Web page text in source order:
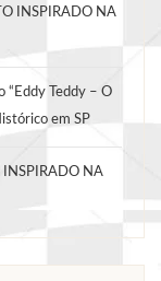
INSPIRADO NA
“Eddy Teddy – O
em SP
NA